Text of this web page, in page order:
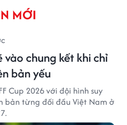
MỚI
vào chung kết khi chỉ
bản yếu
Cup 2026 với đội hình suy
bản từng đối đầu Việt Nam ở